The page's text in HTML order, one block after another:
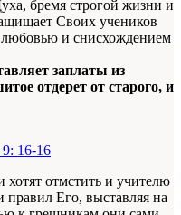
бремя строгой жизни и
Своих учеников
любовью и снисхождением
заплаты из
отдерет от старого, и
16-16
отмстить и учителю
Его, выставляя на